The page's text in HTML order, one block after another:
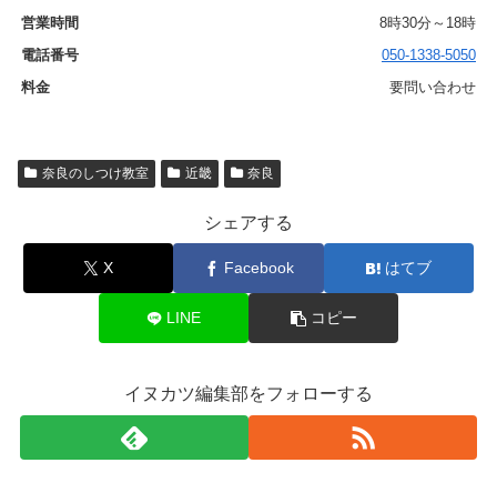
8時30分～18時
050-1338-5050
要問い合わせ
奈良のしつけ教室 近畿 奈良
シェアする
X Facebook はてブ
LINE コピー
イヌカツ編集部をフォローする